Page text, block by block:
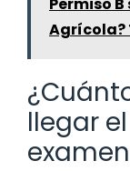
Agrícola?
llegar